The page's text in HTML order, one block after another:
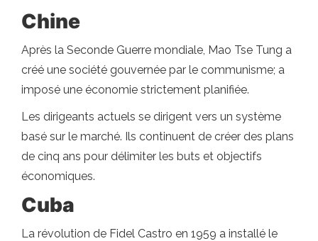
Chine
Après la Seconde Guerre mondiale, Mao Tse Tung a
créé une société gouvernée par le communisme; a
imposé une économie strictement planifiée.
Les dirigeants actuels se dirigent vers un système
basé sur le marché. Ils continuent de créer des plans
de cinq ans pour délimiter les buts et objectifs
économiques.
Cuba
La révolution de Fidel Castro en 1959 a installé le